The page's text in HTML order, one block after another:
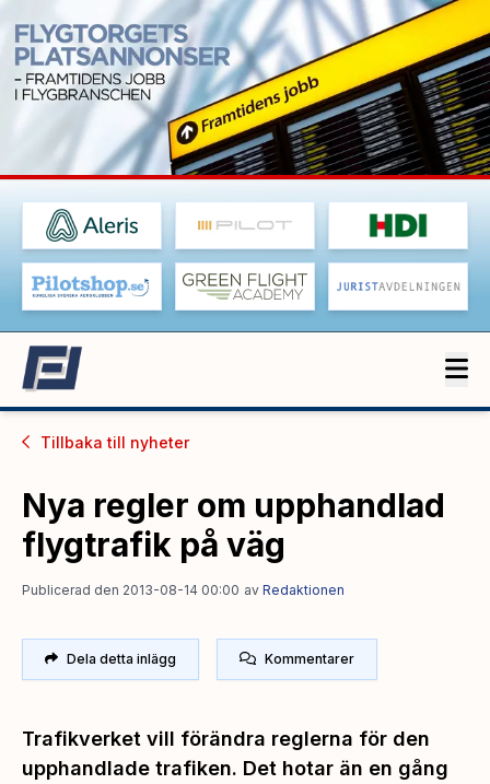
Tillbaka till nyheter
Nya regler om upphandlad
flygtrafik på väg
Publicerad den 2013-08-14 00:00 av Redaktionen
Dela detta inlägg Kommentarer
Trafikverket vill förändra reglerna för den
upphandlade trafiken. Det hotar än en gång